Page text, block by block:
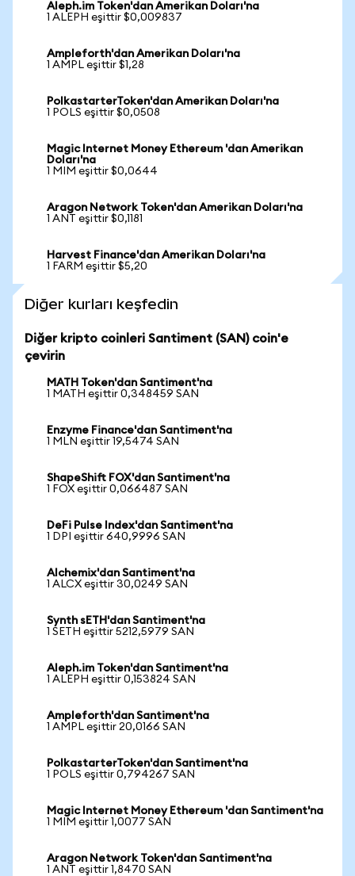
Aleph.im Token'dan Amerikan Doları'na
1 ALEPH eşittir $0,009837
Ampleforth'dan Amerikan Doları'na
1 AMPL eşittir $1,28
PolkastarterToken'dan Amerikan Doları'na
1 POLS eşittir $0,0508
Magic Internet Money Ethereum 'dan Amerikan
Doları'na
1 MIM eşittir $0,0644
Aragon Network Token'dan Amerikan Doları'na
1 ANT eşittir $0,1181
Harvest Finance'dan Amerikan Doları'na
1 FARM eşittir $5,20
Diğer kurları keşfedin
Diğer kripto coinleri Santiment (SAN) coin'e
çevirin
MATH Token'dan Santiment'na
1 MATH eşittir 0,348459 SAN
Enzyme Finance'dan Santiment'na
1 MLN eşittir 19,5474 SAN
ShapeShift FOX'dan Santiment'na
1 FOX eşittir 0,066487 SAN
DeFi Pulse Index'dan Santiment'na
1 DPI eşittir 640,9996 SAN
Alchemix'dan Santiment'na
1 ALCX eşittir 30,0249 SAN
Synth sETH'dan Santiment'na
1 SETH eşittir 5212,5979 SAN
Aleph.im Token'dan Santiment'na
1 ALEPH eşittir 0,153824 SAN
Ampleforth'dan Santiment'na
1 AMPL eşittir 20,0166 SAN
PolkastarterToken'dan Santiment'na
1 POLS eşittir 0,794267 SAN
Magic Internet Money Ethereum 'dan Santiment'na
1 MIM eşittir 1,0077 SAN
Aragon Network Token'dan Santiment'na
1 ANT eşittir 1,8470 SAN